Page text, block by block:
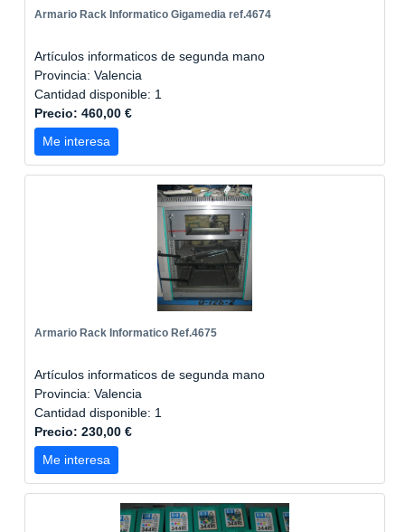
Armario Rack Informatico Gigamedia ref.4674
Artículos informaticos de segunda mano
Provincia: Valencia
Cantidad disponible: 1
Precio: 460,00 €
Me interesa
Armario Rack Informatico Ref.4675
Artículos informaticos de segunda mano
Provincia: Valencia
Cantidad disponible: 1
Precio: 230,00 €
Me interesa